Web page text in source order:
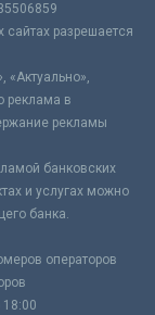
разрешается
«Актуально»,
реклама в
рекламы
банковских
и услугах можно
банка.
операторов
18:00